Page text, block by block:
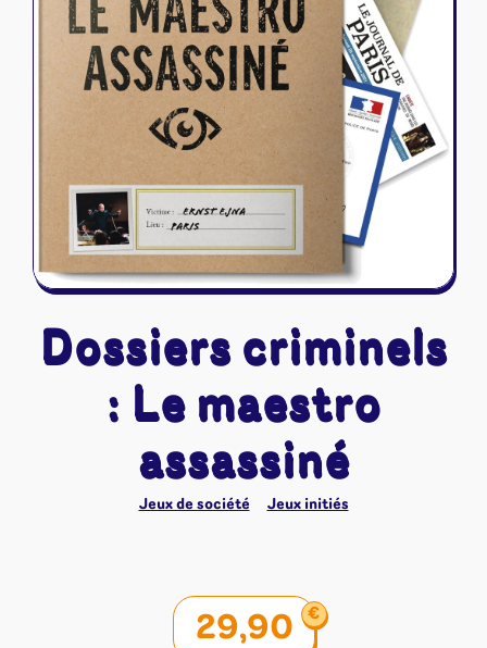
Naruto Mythos
Autres
Tapis de jeu
Dossiers criminels
: Le maestro
assassiné
Jeux de société Jeux initiés
29,90 €